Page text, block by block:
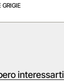
interessarti